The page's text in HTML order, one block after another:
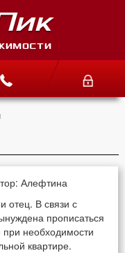
Алефтина
отец. В связи с
прописаться
необходимости
квартире.